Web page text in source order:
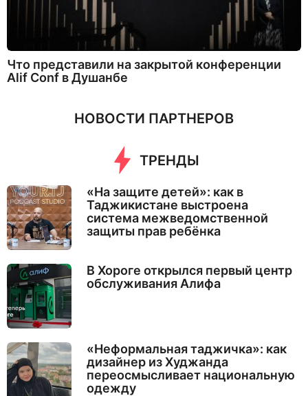
Что представили на закрытой конференции
Alif Conf в Душанбе
НОВОСТИ ПАРТНЕРОВ
ТРЕНДЫ
«На защите детей»: как в
Таджикистане выстроена
система межведомственной
защиты прав ребёнка
В Хороге открылся первый центр
обслуживания Алифа
«Неформальная таджичка»: как
дизайнер из Худжанда
переосмысливает национальную
одежду